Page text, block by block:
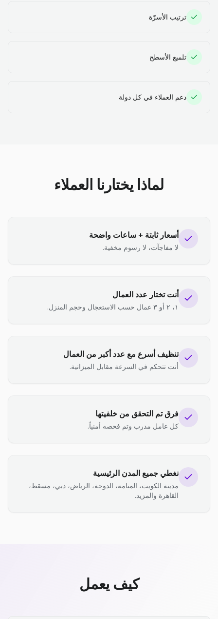
ترتيب الأسرّة
تلميع الأسطح
دعم العملاء في كل دولة
لماذا يختارنا العملاء
أسعار ثابتة + ساعات واضحة
لا مفاجآت، لا رسوم مخفية.
أنت تختار عدد العمال
١، ٢ أو ٣ عمال حسب الاستعجال وحجم المنزل.
تنظيف أسرع مع عدد أكبر من العمال
أنت تتحكم في السرعة مقابل الميزانية.
فرق تم التحقق من خلفيتها
كل عامل مدرب وتم فحصه أمنياً.
نغطي جميع المدن الرئيسية
مدينة الكويت، المنامة، الدوحة، الرياض، دبي، مسقط،
القاهرة والمزيد.
كيف يعمل